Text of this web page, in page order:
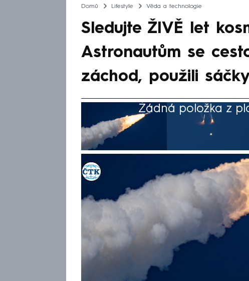
Domů Lifestyle Věda a technologie
Sledujte ŽIVĚ let
Astronautům se
záchod, použili
Žádná položka z
ČTK
Akt. 2. dub 2026, 14:20• 2. dub 2026, 00:36
Posádka mise Artemis II po startu
lodi Orion v úzké spolupráci s
informoval americký Národní úřad
Posádka nedlouho po startu
načež týmy řídícího střediska
astronauty provedly diagnostiku a